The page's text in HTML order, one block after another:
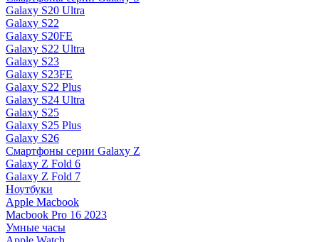
Galaxy S20 Ultra
Galaxy S22
Galaxy S20FE
Galaxy S22 Ultra
Galaxy S23
Galaxy S23FE
Galaxy S22 Plus
Galaxy S24 Ultra
Galaxy S25
Galaxy S25 Plus
Galaxy S26
Смартфоны серии Galaxy Z
Galaxy Z Fold 6
Galaxy Z Fold 7
Ноутбуки
Apple Macbook
Macbook Pro 16 2023
Умные часы